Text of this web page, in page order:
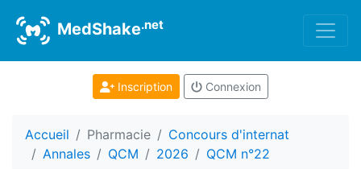
MedShake.net
Inscription Connexion
Accueil Pharmacie
Concours d'internat
Annales
QCM 2026 QCM n°22